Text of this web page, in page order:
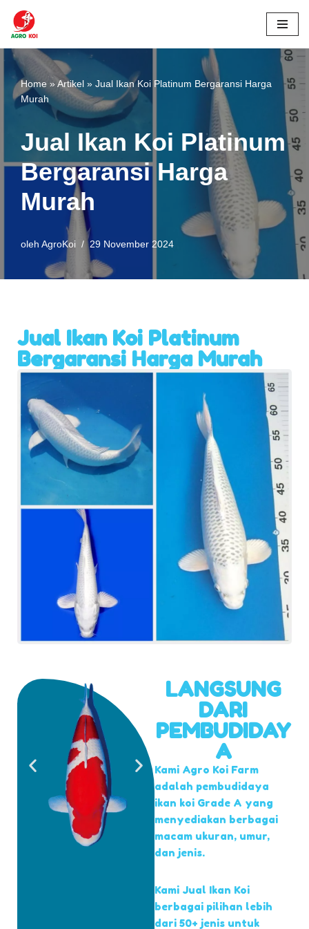
Lompat
ke
konten
Home »Artikel » Jual Ikan Koi Platinum Bergaransi Harga
Murah
Jual Ikan Koi Platinum
Bergaransi Harga
Murah
oleh AgroKoi 29 November 2024
Jual Ikan Koi Platinum
Bergaransi Harga Murah
LANGSUNG
DARI
PEMBUDIDAY
A
Kami Agro Koi Farm
adalah pembudidaya
ikan koi Grade A yang
menyediakan berbagai
macam ukuran, umur,
dan jenis.
Kami Jual Ikan Koi
berbagai pilihan lebih
dari 50+ jenis untuk